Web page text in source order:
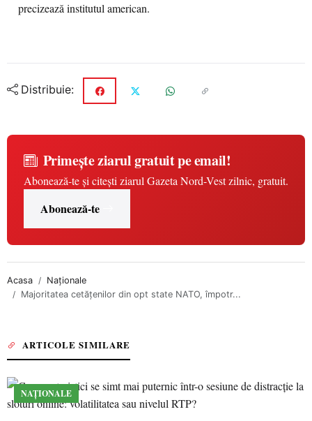
precizează institutul american.
Distribuie:
Primește ziarul gratuit pe email!
Abonează-te și citești ziarul Gazeta Nord-Vest zilnic, gratuit.
Abonează-te
Acasa
Naționale
Majoritatea cetățenilor din opt state NATO, împotr...
ARTICOLE SIMILARE
NAȚIONALE